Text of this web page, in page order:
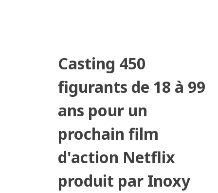
Casting 450
figurants de 18 à 99
ans pour un
prochain film
d'action Netflix
produit par Inoxy